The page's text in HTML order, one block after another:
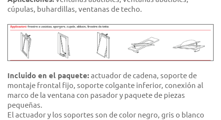
cúpulas, buhardillas, ventanas de techo.
Incluido en el paquete:actuador de cadena, soporte de
montaje frontal fijo, soporte colgante inferior, conexión al
marco de la ventana con pasador y paquete de piezas
pequeñas.
El actuador y los soportes son de color negro, gris o blanco